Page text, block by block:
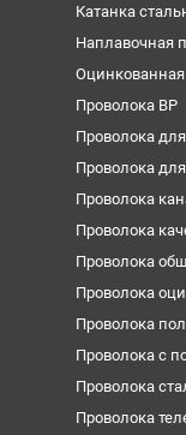
Катанка
Наплавочная
Проволока ВР
Проволока
Проволока
Проволока
Проволока
Проволока
Проволока
Проволока
Проволока с
Проволока
Проволока